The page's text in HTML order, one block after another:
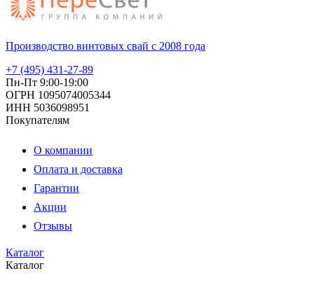
Производство винтовых свай с 2008 года
+7 (495) 431-27-89
Пн-Пт 9:00-19:00
ОГРН 1095074005344
ИНН 5036098951
Покупателям
О компании
Оплата и доставка
Гарантии
Акции
Отзывы
Каталог
Каталог